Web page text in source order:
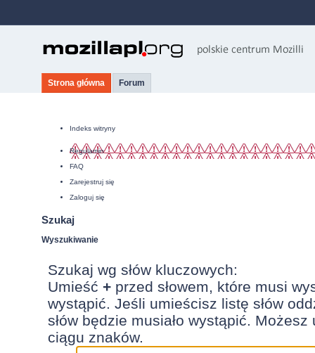
Strona główna Forum
Indeks witryny
Regulamin
FAQ
Zarejestruj się
Zaloguj się
Szukaj
Wyszukiwanie
Szukaj wg słów kluczowych:
Umieść+ przed słowem, które musi
wystąpić. Jeśli umieścisz listę słów
słów będzie musiało wystąpić.
ciągu znaków.